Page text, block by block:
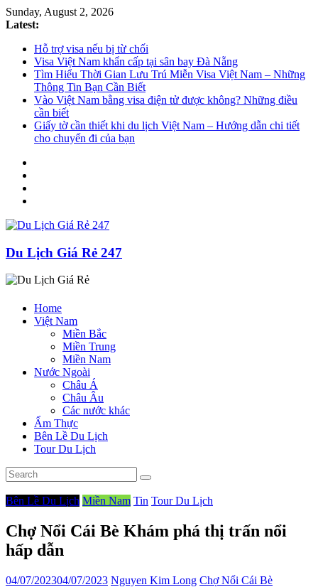
Sunday, August 2, 2026
Latest:
Hỗ trợ visa nếu bị từ chối
Visa Việt Nam khẩn cấp tại sân bay Đà Nẵng
Tìm Hiểu Thời Gian Lưu Trú Miễn Visa Việt Nam – Những
Thông Tin Bạn Cần Biết
Vào Việt Nam bằng visa điện tử được không? Những điều
cần biết
Giấy tờ cần thiết khi du lịch Việt Nam – Hướng dẫn chi tiết
cho chuyến đi của bạn
Du Lịch Giá Rẻ 247
Home
Việt Nam
Miền Bắc
Miền Trung
Miền Nam
Nước Ngoài
Châu Á
Châu Âu
Các nước khác
Ẩm Thực
Bên Lề Du Lịch
Tour Du Lịch
Bên Lề Du Lịch Miền Nam Tin Tour Du Lịch
Chợ Nổi Cái Bè Khám phá thị trấn nổi
hấp dẫn
04/07/202304/07/2023 Nguyen Kim Long Chợ Nổi Cái Bè